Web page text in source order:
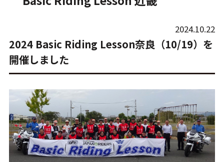
2024.10.22
2024 Basic Riding Lesson奈良（10/19）を
開催しました